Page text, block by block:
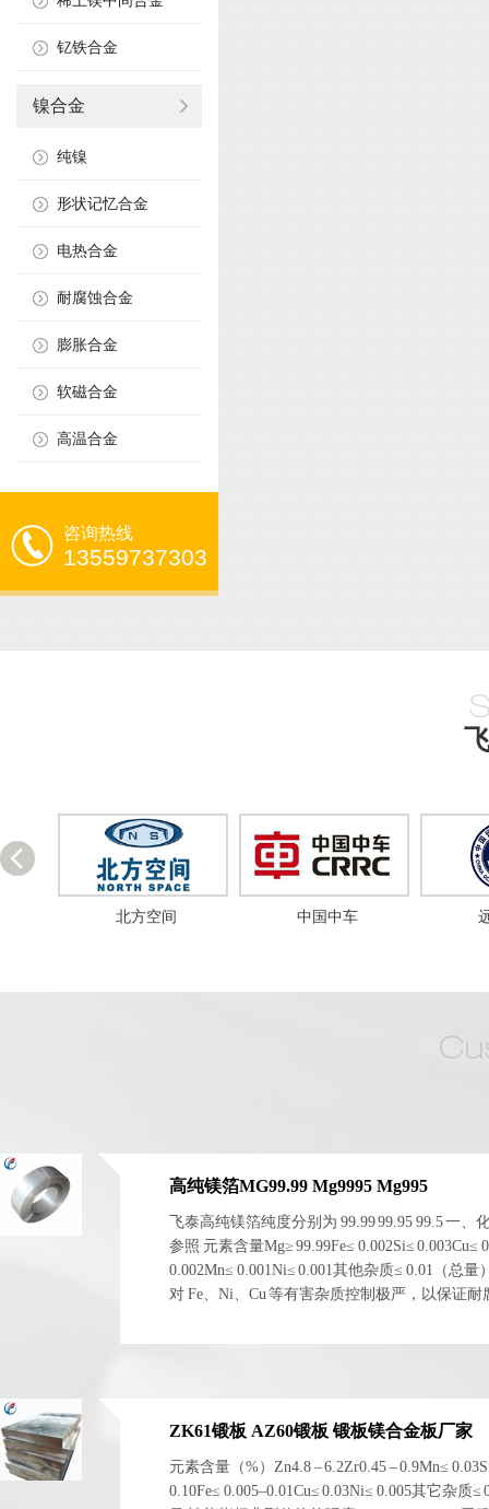
钇铁合金
镍合金
纯镍
形状记忆合金
电热合金
耐腐蚀合金
膨胀合金
软磁合金
高温合金
咨询热线
13559737303
中国中车 远洋集团
高纯镁箔MG99.99 Mg9995 Mg995
飞泰高纯镁箔纯度分别为 99.99 99.95 99.5 一、
参照 元素含量Mg≥ 99.99Fe≤ 0.002Si≤ 0.003Cu≤
0.002Mn≤ 0.001Ni≤ 0.001其他杂质≤ 0.01（总量
对 Fe、Ni、Cu 等有害杂质控制极严，以保证耐
ZK61锻板 AZ60锻板 锻板镁合金板厂家
元素含量（%）Zn4.8 – 6.2Zr0.45 – 0.9Mn≤
0.10Fe≤ 0.005–0.01Cu≤ 0.03Ni≤ 0.005其它杂质≤